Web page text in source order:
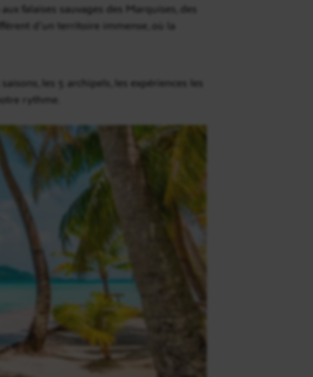
falaises sauvages des Marquises, des
d’un territoire immense, où la
les 5 archipels, les expériences les
rythme.